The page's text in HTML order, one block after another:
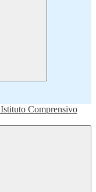
Istituto Comprensivo